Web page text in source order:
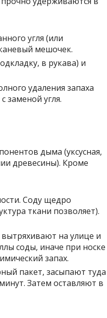
угля (или
мешочек.
в рукава) и
удаления запаха
заменой угля.
дыма (уксусная,
древесины). Кроме
Соду щедро
ткани позволяет).
на улице и
соды, иначе при носке
запах.
пакет, засыпают туда
Затем оставляют в